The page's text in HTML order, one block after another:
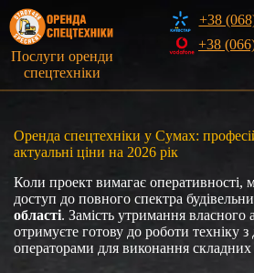
Перейти
до
вмісту
Послуги оренди
спецтехніки
+38
+38
Оренда спецтехніки у Сумах:
актуальні ціни на 2026 рік
Коли проект вимагає оперативності,
доступ до повного спектра
області. Замість утримання власного
отримуєте готову до роботи техніку
операторами для виконання складних